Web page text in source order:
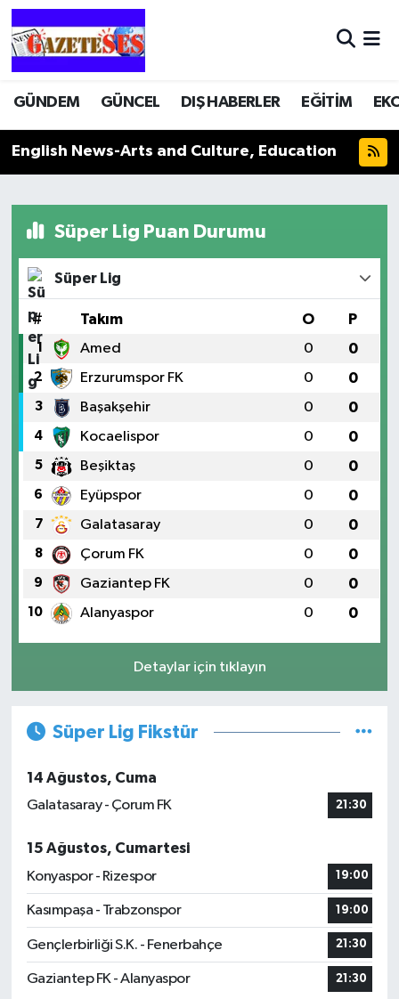
GÜNDEM GÜNCEL DIŞ HABERLER EĞİTİM
English News-Arts and Culture, Education
Süper Lig Puan Durumu
Süper Lig
# Takım O P
1 Amed 0 0
2 Erzurumspor FK 0 0
3 Başakşehir 0 0
4 Kocaelispor 0 0
5 Beşiktaş 0 0
6 Eyüpspor 0 0
7 Galatasaray 0 0
8 Çorum FK 0 0
9 Gaziantep FK 0 0
10 Alanyaspor 0 0
Detaylar için tıklayın
Süper Lig Fikstür
14 Ağustos, Cuma
Galatasaray - Çorum FK
21:30
15 Ağustos, Cumartesi
Konyaspor - Rizespor
19:00
Kasımpaşa - Trabzonspor 19:00
Gençlerbirliği S.K. - Fenerbahçe 21:30
Gaziantep FK - Alanyaspor 21:30